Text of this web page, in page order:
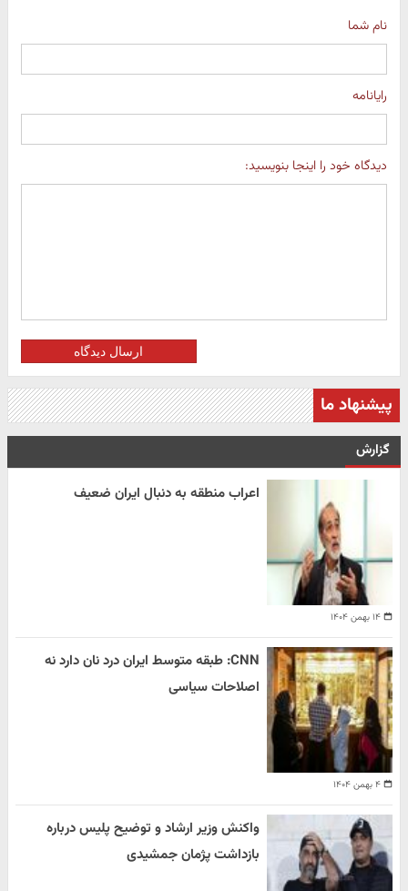
نام شما
رایانامه
دیدگاه خود را اینجا بنویسید:
ارسال دیدگاه
پیشنهاد ما
گزارش
۱۴ بهمن ۱۴۰۴
اعراب منطقه به دنبال ایران ضعیف
۴ بهمن ۱۴۰۴
CNN: طبقه متوسط ایران درد نان دارد نه
اصلاحات سیاسی
واکنش وزیر ارشاد و توضیح پلیس درباره
بازداشت پژمان جمشیدی